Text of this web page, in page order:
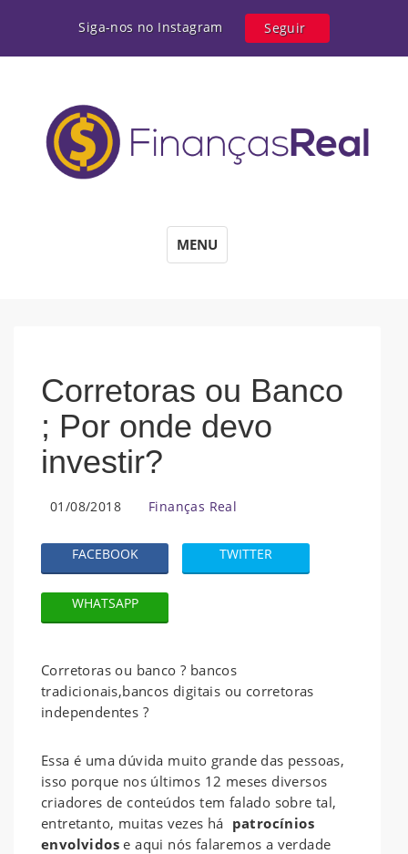
Siga-nos no Instagram Seguir
MENU
Corretoras ou Banco
; Por onde devo
investir?
01/08/2018 Finanças Real
FACEBOOK TWITTER
WHATSAPP
Corretoras ou banco ? bancos
tradicionais,bancos digitais ou corretoras
independentes ?
Essa é uma dúvida muito grande das pessoas,
isso porque nos últimos 12 meses diversos
criadores de conteúdos tem falado sobre tal,
entretanto, muitas vezes há patrocínios
envolvidos e aqui nós falaremos a verdade